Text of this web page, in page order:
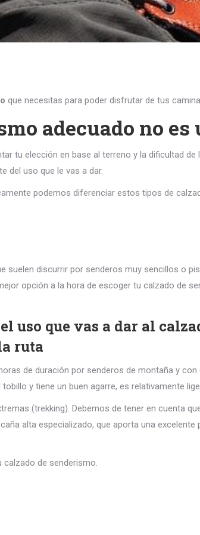
que necesitas para poder disfrutar de tus
adecuado no
tu elección en base al terreno y la dificultad
del uso que le vas a dar.
podemos diferenciar estos tipos de
suelen discurrir por senderos muy sencillos o
opción a la hora de escoger tu calzado de
uso que vas a dar al
ruta
de duración por senderos de montaña y
y tiene un buen agarre, es relativamente
(trekking). Debemos de tener en cuenta
alta especializado, que aporta una
de senderismo.